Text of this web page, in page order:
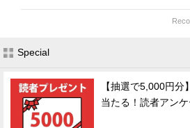
Special
【抽選で5,000円
当たる！読者アン